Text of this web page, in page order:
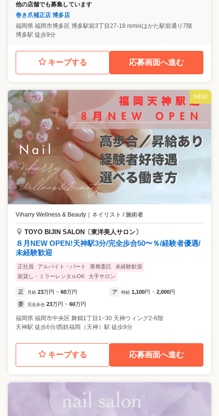
他の店舗でも募集しています
巻き爪補正店 博多店
福岡県 福岡市博多区 博多駅前3丁目27-18 remixはかた駅前通り7階
博多駅 徒歩9分
キープする 応募画面へ進む
NEW
Viharry Wellness & Beauty ネイリスト / 施術者
TOYO BIJIN SALON〔東洋美人サロン〕
８月NEW OPEN!天神駅3分/完全歩合50〜％/経験者優遇/
未経験歓迎
正社員 アルバイト・パート 業務委託
未経験歓迎
面貸し・ミラーレンタルOK
大手サロン
正 月給 23万円 ~ 60万円 ア 時給 1,100円 ~ 2,000円
委 完全歩合 23万円 ~ 60万円
福岡県 福岡市中央区 舞鶴1丁目1−30 天神ウィング2-6階
天神駅 徒歩6分/西鉄福岡（天神）駅 徒歩9分
キープする 応募画面へ進む